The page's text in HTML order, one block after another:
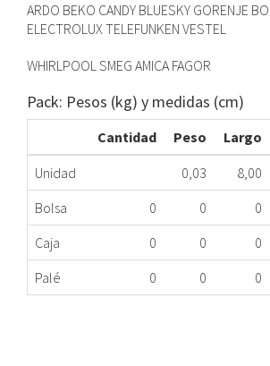
ARDO BEKO CANDY BLUESKY GORENJE
ELECTROLUX TELEFUNKEN VESTEL
WHIRLPOOL SMEG AMICA FAGOR
Pack: Pesos (kg) y medidas (cm)
Cantidad Peso Largo
Unidad
0,03 8,00
Bolsa
0 0 0
Caja
0 0 0
Palé
0 0 0